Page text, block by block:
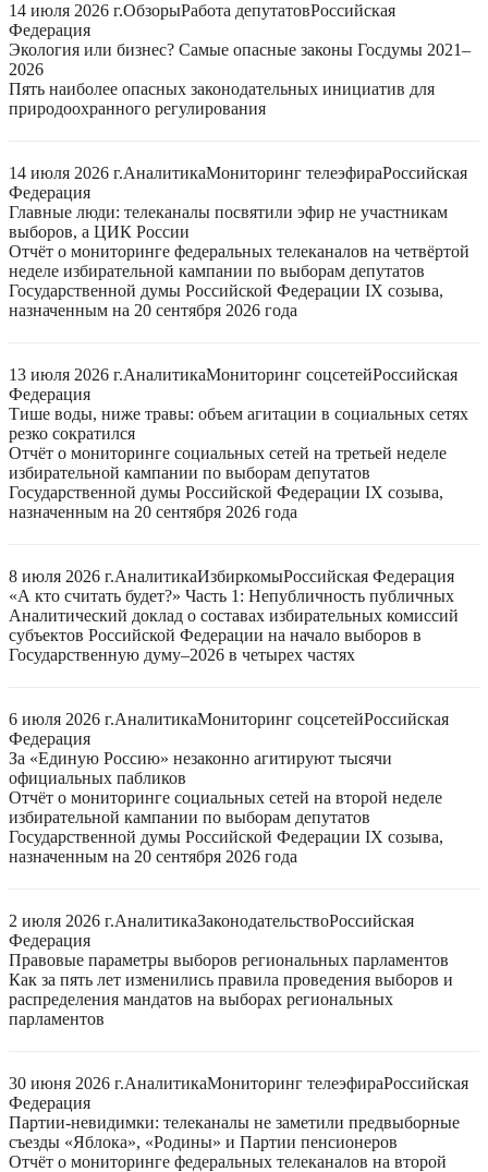
14 июля 2026 г.ОбзорыРабота депутатовРоссийская
Федерация
Экология или бизнес? Самые опасные законы Госдумы 2021–
2026
Пять наиболее опасных законодательных инициатив для
природоохранного регулирования
14 июля 2026 г.АналитикаМониторинг телеэфираРоссийская
Федерация
Главные люди: телеканалы посвятили эфир не участникам
выборов, а ЦИК России
Отчёт о мониторинге федеральных телеканалов на четвёртой
неделе избирательной кампании по выборам депутатов
Государственной думы Российской Федерации IX созыва,
назначенным на 20 сентября 2026 года
13 июля 2026 г.АналитикаМониторинг соцсетейРоссийская
Федерация
Тише воды, ниже травы: объем агитации в социальных сетях
резко сократился
Отчёт о мониторинге социальных сетей на третьей неделе
избирательной кампании по выборам депутатов
Государственной думы Российской Федерации IX созыва,
назначенным на 20 сентября 2026 года
8 июля 2026 г.АналитикаИзбиркомыРоссийская Федерация
«А кто считать будет?» Часть 1: Непубличность публичных
Аналитический доклад о составах избирательных комиссий
субъектов Российской Федерации на начало выборов в
Государственную думу–2026 в четырех частях
6 июля 2026 г.АналитикаМониторинг соцсетейРоссийская
Федерация
За «Единую Россию» незаконно агитируют тысячи
официальных пабликов
Отчёт о мониторинге социальных сетей на второй неделе
избирательной кампании по выборам депутатов
Государственной думы Российской Федерации IX созыва,
назначенным на 20 сентября 2026 года
2 июля 2026 г.АналитикаЗаконодательствоРоссийская
Федерация
Правовые параметры выборов региональных парламентов
Как за пять лет изменились правила проведения выборов и
распределения мандатов на выборах региональных
парламентов
30 июня 2026 г.АналитикаМониторинг телеэфираРоссийская
Федерация
Партии-невидимки: телеканалы не заметили предвыборные
съезды «Яблока», «Родины» и Партии пенсионеров
Отчёт о мониторинге федеральных телеканалов на второй